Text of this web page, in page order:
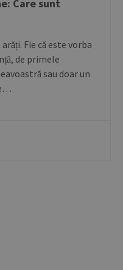
Care sunt
Fie că este vorba
de primele
sau doar un